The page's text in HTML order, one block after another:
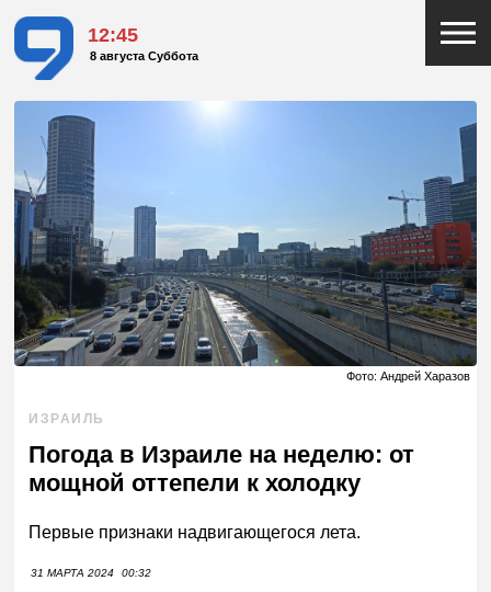
12:45
8 августа Суббота
Фото: Андрей Харазов
ИЗРАИЛЬ
Погода в Израиле на неделю: от
мощной оттепели к холодку
Первые признаки надвигающегося лета.
31 МАРТА 2024 00:32